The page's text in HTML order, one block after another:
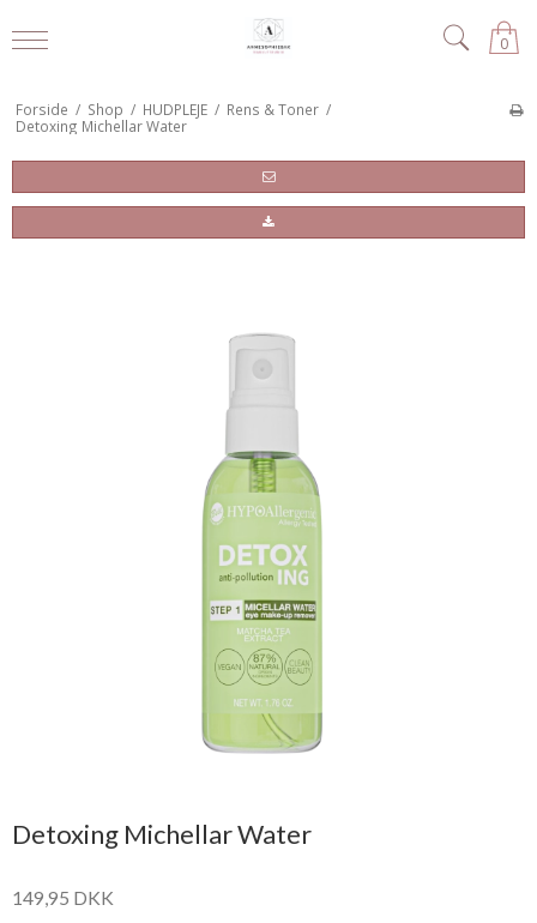
0
Forside / Shop / HUDPLEJE / Rens & Toner /
Detoxing Michellar Water
Detoxing Michellar Water
149,95 DKK